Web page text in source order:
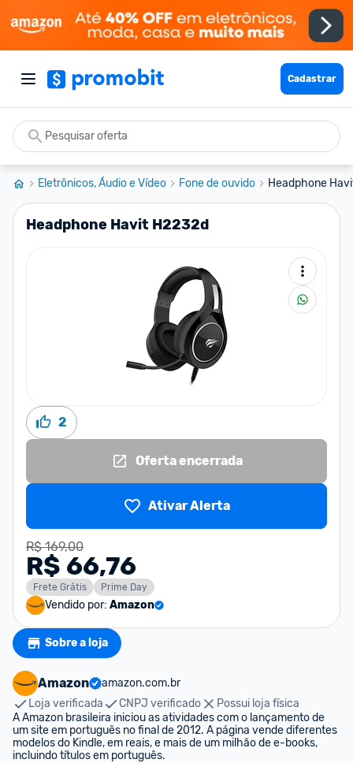
Cadastrar
Eletrônicos, Áudio e Vídeo Fone de ouvido Headphone
Headphone Havit H2232d
2
Oferta encerrada
Ativar Alerta
R$ 169,00
R$ 66,76
Frete Grátis Prime Day
Vendido por: Amazon
Sobre a loja
Amazon
amazon.com.br
Loja verificada
CNPJ verificado
Possui loja física
A Amazon brasileira iniciou as atividades com o lançamento de
um site em português no final de 2012. A página vende diferentes
modelos do Kindle, em reais, e mais de um milhão de e-books,
incluindo títulos em português.